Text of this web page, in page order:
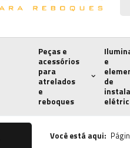
Peças e
acessórios
para
atrelados
e
reboques
e
de
Você está aqui: